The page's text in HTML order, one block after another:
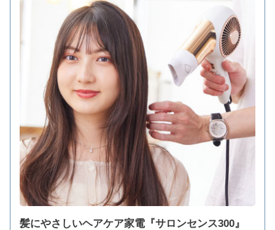
髪にやさしいヘアケア家電『サロンセンス300』